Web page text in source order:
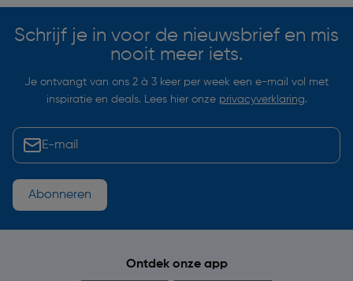
Schrijf je in voor de nieuwsbrief en mis
nooit meer iets.
Je ontvangt van ons 2 à 3 keer per week een e-mail vol met
inspiratie en deals. Lees hier onze privacyverklaring.
Abonneren
Ontdek onze app